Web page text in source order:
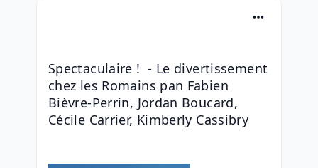
Spectaculaire !  - Le divertissement
chez les Romains pan Fabien
Bièvre-Perrin, Jordan Boucard,
Cécile Carrier, Kimberly Cassibry